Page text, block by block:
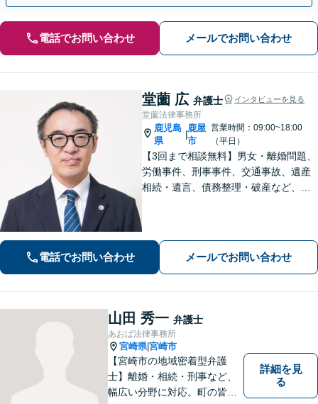
電話でお問い合わせ メールでお問い合わせ
堂薗 広 弁護士 インタビューを見る
堂薗法律事務所
鹿児島
県
|
鹿屋
市
営業時間：09:00~18:00
（平日）
【3回まで相談無料】男女・離婚問題、
労働事件、刑事事件、交通事故、遺産
相続・遺言、債務整理・破産など、幅
ご相談ください。
電話でお問い合わせ メールでお問い合わせ
山田 秀一 弁護士
あおば法律事務所
宮崎県|宮崎市
【宮崎市の地域密着型弁護
士】離婚・相続・刑事など、
幅広い分野に対応。町の皆様
詳細を見
る